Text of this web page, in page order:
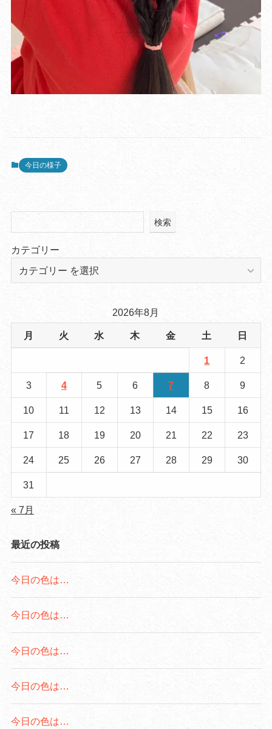
今日の様子
検索
カテゴリー
2026年8月
月 火 水 木 金 土 日
1 2
3 4 5 6 7 8 9
10 11 12 13 14 15 16
17 18 19 20 21 22 23
24 25 26 27 28 29 30
31
« 7月
最近の投稿
今日の色は…
今日の色は…
今日の色は…
今日の色は…
今日の色は…